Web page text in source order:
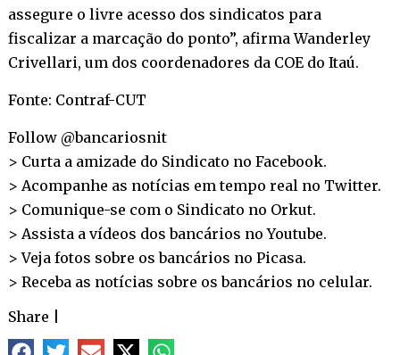
assegure o livre acesso dos sindicatos para
fiscalizar a marcação do ponto”, afirma Wanderley
Crivellari, um dos coordenadores da COE do Itaú.
Fonte: Contraf-CUT
Follow @bancariosnit
> Curta a amizade do Sindicato no Facebook.
> Acompanhe as notícias em tempo real no Twitter.
> Comunique-se com o Sindicato no Orkut.
> Assista a vídeos dos bancários noYoutube.
> Veja fotos sobre os bancários no Picasa.
> Receba as notícias sobre os bancários no celular.
Share